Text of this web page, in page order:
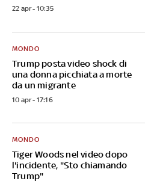
22 apr - 10:35
Trump posta video shock di
una donna picchiata a morte
da un migrante
MONDO
10 apr - 17:16
Tiger Woods nel video dopo
l'incidente, "Sto chiamando
Trump"
MONDO